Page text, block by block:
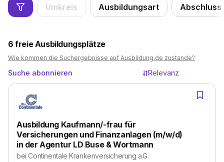
Umkreis Ausbildungsart Abschluss
6 freie Ausbildungsplätze
Wie kommen die Suchergebnisse auf Ausbildung.de zustande?
Suche abonnieren Relevanz
Ausbildung Kaufmann/-frau für
Versicherungen und Finanzanlagen (m/w/d)
in der Agentur LD Buse & Wortmann
beiContinentale Krankenversicherung a.G.